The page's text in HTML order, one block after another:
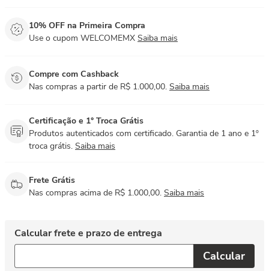
10% OFF na Primeira Compra
Use o cupom WELCOMEMX Saiba mais
Compre com Cashback
Nas compras a partir de R$ 1.000,00. Saiba mais
Certificação e 1° Troca Grátis
Produtos autenticados com certificado. Garantia de 1 ano e 1º
troca grátis. Saiba mais
Frete Grátis
Nas compras acima de R$ 1.000,00. Saiba mais